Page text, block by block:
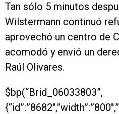
Tan sólo 5 minutos
Wilstermann continuó
aprovechó un centro de
acomodó y envió un
Raúl Olivares.
$bp(“Brid_06033803”,